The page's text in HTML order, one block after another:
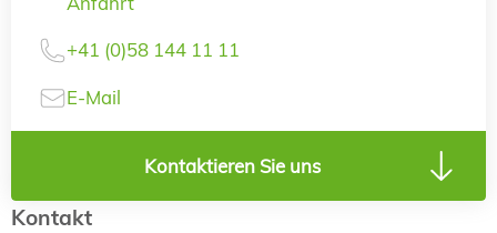
+41 (0)58 144 11 11
E-Mail
Kontaktieren Sie uns
Kontakt